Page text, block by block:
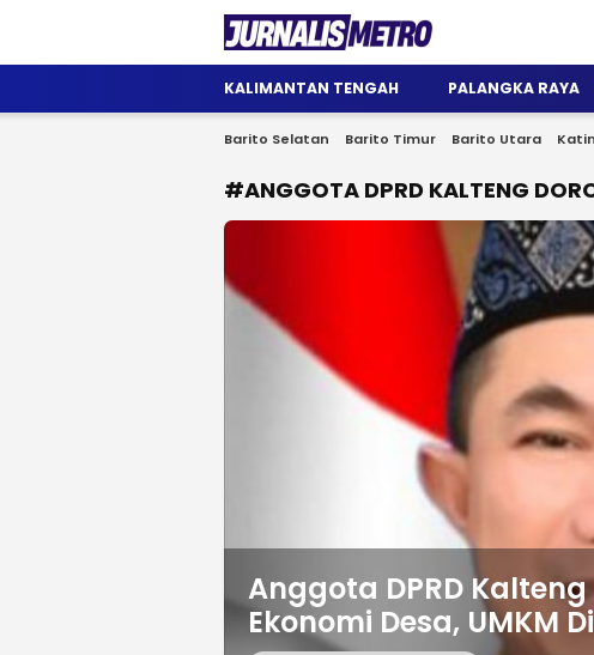
Jurnalis Metro
Satu Wadah Informasi
KALIMANTAN TENGAH PALANGKA RAYA
Barito Selatan Barito Timur Barito Utara
#ANGGOTA DPRD KALTENG
Anggota DPRD
Ekonomi Desa, UMKM